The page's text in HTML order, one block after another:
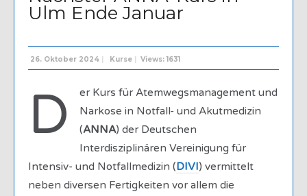
Ulm Ende Januar
26. Oktober 2024 | Kurse | Views: 1631
D
er Kurs für Atemwegsmanagement und
Narkose in Notfall- und Akutmedizin
(ANNA) der Deutschen
Interdisziplinären Vereinigung für
Intensiv- und Notfallmedizin (DIVI) vermittelt
neben diversen Fertigkeiten vor allem die